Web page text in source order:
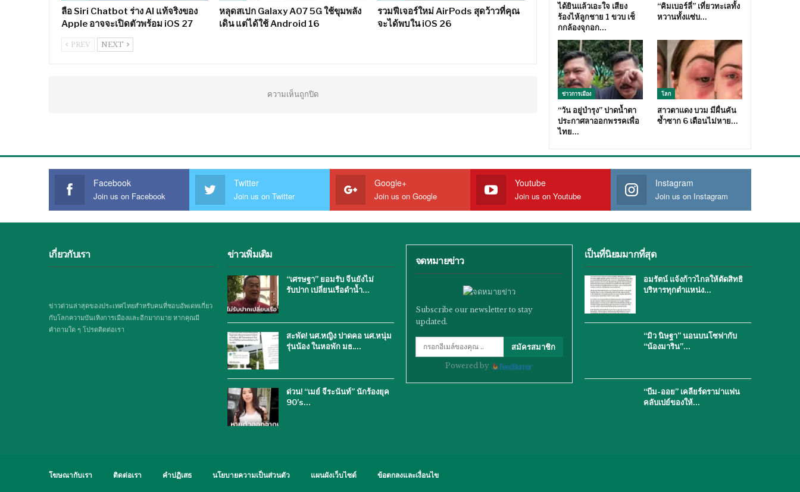
ลือ Siri Chatbot ร่าง AI แท้จริงของ
Apple อาจจะเปิดตัวพร้อม iOS 27
หลุดสเปก Galaxy A07 5G ใช้ขุมพลัง
เดิน แต่ได้ใช้ Android 16
รวมฟีเจอร์ใหม่ AirPods สุดว้าวที่คุณ
จะได้พบใน iOS 26
PREV NEXT
ความเห็นถูกปิด
ได้ยินแล้วเอะใจ เสียง
ร้องไห้ลูกชาย 1 ขวบ เช็
กกล้องจุกอก…
“คิมเบอร์ลี่” เที่ยวทะเลทั้ง
หวานทั้งแซ่บ…
ข่าวการเมือง
“วัน อยู่บำรุง” ปาดน้ำตา
ประกาศลาออกพรรคเพื่อ
ไทย…
โลก
สาวตาแดง บวม มีผื่นคัน
ซ้ำซาก 6 เดือนไม่หาย…
Facebook
Join us on Facebook
Twitter
Join us on Twitter
Google+
Join us on Google
Youtube
Join us on Youtube
Instagram
Join us on Instagram
เกี่ยวกับเรา
ข่าวด่วนล่าสุดของประเทศไทยสำหรับคนที่ชอบอัพเดทเกี่ยว
กับโลกความบันเทิงการเมืองและอีกมากมาย หากคุณมี
คำถามใด ๆ โปรดติดต่อเรา
ข่าวเพิ่มเติม
“เศรษฐา” ยอมรับ จีนยังไม่
รับปาก เปลี่ยนเรือดำน้ำ…
สะพัด! นศ.หญิง ปาดคอ นศ.หนุ่ม
รุ่นน้อง ในหอพัก มธ.…
ด่วน! “เมย์ จีระนันท์” นักร้องยุค
90’s…
จดหมายข่าว
Subscribe our newsletter to stay
updated.
สมัครสมาชิก
Powered by
เป็นที่นิยมมากที่สุด
อมรัตน์ แจ้งก้าวไกลให้ตัดสิทธิ
บริหารทุกตำแหน่ง…
“มิว นิษฐา” นอนบนโซฟากับ
“น้องมาริน”…
“บีม-ออย” เคลียร์ดราม่าแฟน
คลับเปย์ของให้…
โฆษณากับเรา ติดต่อเรา คำปฏิเสธ นโยบายความเป็นส่วนตัว แผนผังเว็บไซต์ ข้อตกลงและเงื่อนไข